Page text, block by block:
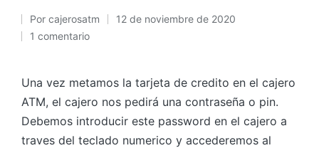
Publicado
por
Por cajerosatm
12 de noviembre de 2020
1 comentario
Una vez metamos la tarjeta de credito en el cajero
ATM, el cajero nos pedirá una contraseña o pin.
Debemos introducir este password en el cajero a
traves del teclado numerico y accederemos al